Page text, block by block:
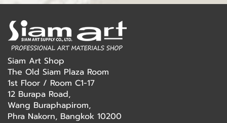
Siam Art Shop
The Old Siam Plaza Room
1st Floor / Room C1-17
12 Burapa Road,
Wang Buraphapirom,
Phra Nakorn, Bangkok 10200